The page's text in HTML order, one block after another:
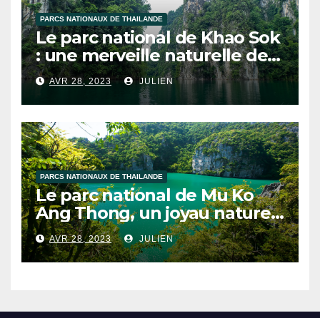
PARCS NATIONAUX DE THAILANDE
Le parc national de Khao Sok
: une merveille naturelle de
la Thaïlande
AVR 28, 2023 JULIEN
PARCS NATIONAUX DE THAILANDE
Le parc national de Mu Ko
Ang Thong, un joyau naturel
de la Thaïlande
AVR 28, 2023 JULIEN